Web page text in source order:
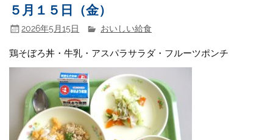
５月１５日（金）
2026年5月15日 おいしい給食
鶏そぼろ丼・牛乳・アスパラサラダ・フルーツポンチ